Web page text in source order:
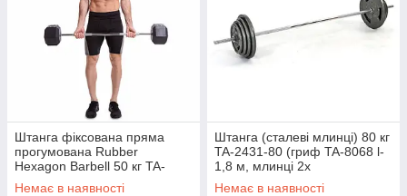
Штанга фіксована пряма
прогумована Rubber
Hexagon Barbell 50 кг TA-
6230-50 (гриф l-95 см)
Немає в наявності
Штанга (сталеві млинці) 80 кг
TA-2431-80 (гриф TA-8068 l-
1,8 м, млинці 2x
(5+7,5+10+15кг)
Немає в наявності